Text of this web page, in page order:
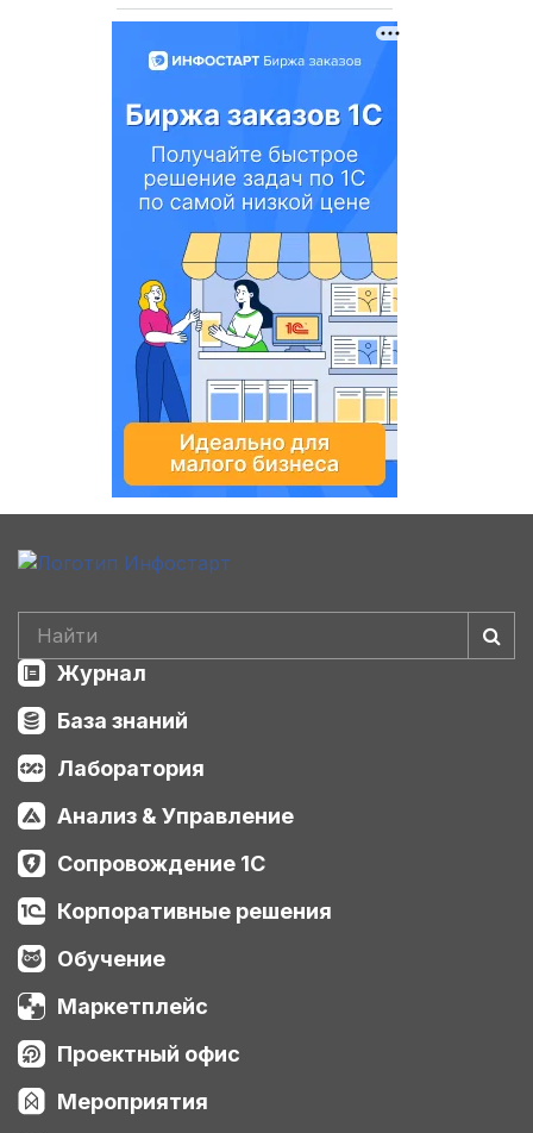
Журнал
База знаний
Лаборатория
Анализ & Управление
Сопровождение 1С
Корпоративные решения
Обучение
Маркетплейс
Проектный офис
Мероприятия